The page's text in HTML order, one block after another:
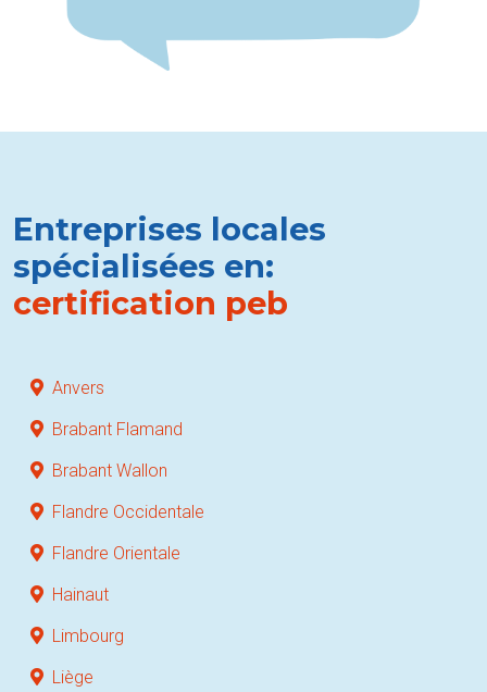
Entreprises locales
spécialisées en:
certification peb
Anvers
Brabant Flamand
Brabant Wallon
Flandre Occidentale
Flandre Orientale
Hainaut
Limbourg
Liège